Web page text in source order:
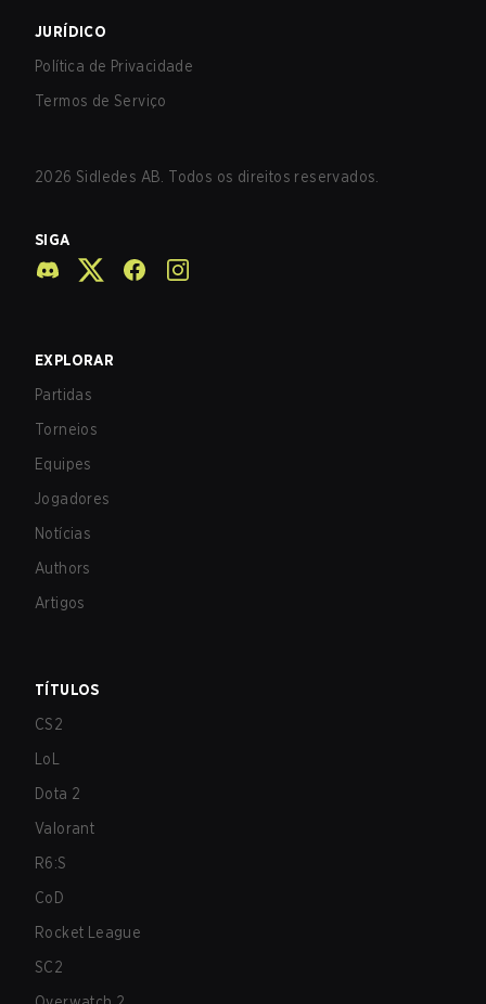
JURÍDICO
Política de Privacidade
Termos de Serviço
2026 Sidledes AB. Todos os direitos reservados.
SIGA
EXPLORAR
Partidas
Torneios
Equipes
Jogadores
Notícias
Authors
Artigos
TÍTULOS
CS2
LoL
Dota 2
Valorant
R6:S
CoD
Rocket League
SC2